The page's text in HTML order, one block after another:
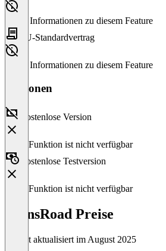
Keine Informationen zu diesem Feature
EU-Standardvertrag
Keine Informationen zu diesem Feature
Versionen
Kostenlose Version
Diese Funktion ist nicht verfügbar
Kostenlose Testversion
Diese Funktion ist nicht verfügbar
TransRoad Preise
Zuletzt aktualisiert im August 2025